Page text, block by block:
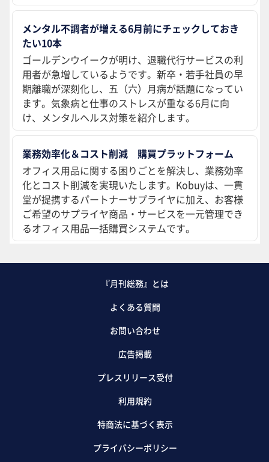
メンタル不調者が増える6月前にチェックしておき
たい10本
ゴールデンウイークが明け、退職代行サービスの利
用者が急増しているようです。新卒・若手社員の早
期離職が深刻化し、五（六）月病が話題になってい
ます。気象病と仕事のストレスが重なる6月に向
け、メンタルヘルス対策を紹介します。
業務効率化＆コスト削減 購買プラットフォーム
オフィス用品に関する困りごとを解決し、業務効率
化とコスト削減を実現いたします。Kobuyは、一貫
堂が提携するパートナーサプライヤに加え、お客様
ご希望のサプライヤ商品・サービスを一元管理でき
るオフィス用品一括購買システムです。
『月刊総務』とは
よくある質問
お問い合わせ
広告掲載
プレスリリース受付
利用規約
特商法に基づく表示
プライバシーポリシー